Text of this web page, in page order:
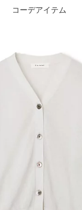
コーデアイテム